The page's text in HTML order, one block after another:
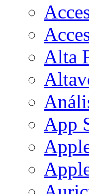
Alta
App